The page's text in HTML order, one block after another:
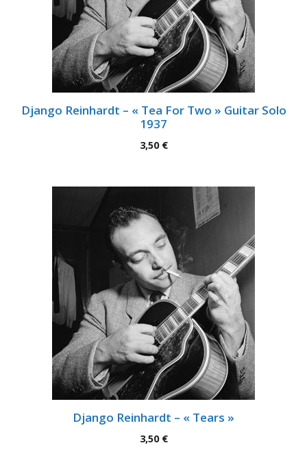
Django Reinhardt – « Tea For Two » Guitar Solo
1937
3,50 €
Django Reinhardt – « Tears »
3,50 €